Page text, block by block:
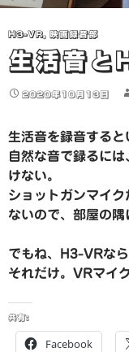
H3-VR, 映画録音部
生活音
2020年10月13日
生活音を録音すると
自然な音で録るに
けない。
ショットガンマイ
ないので、部屋の隅
でもね、H3-VRな
それだけ。VRマイ
共有:
Facebook